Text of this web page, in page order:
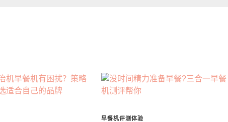
早餐机评测体验